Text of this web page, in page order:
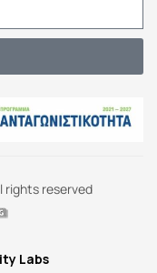
rights reserved
Labs